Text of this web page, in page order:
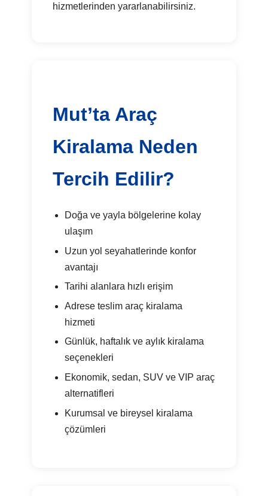
hizmetlerinden yararlanabilirsiniz.
Mut’ta Araç
Kiralama Neden
Tercih Edilir?
Doğa ve yayla bölgelerine kolay
ulaşım
Uzun yol seyahatlerinde konfor
avantajı
Tarihi alanlara hızlı erişim
Adrese teslim araç kiralama
hizmeti
Günlük, haftalık ve aylık kiralama
seçenekleri
Ekonomik, sedan, SUV ve VIP araç
alternatifleri
Kurumsal ve bireysel kiralama
çözümleri